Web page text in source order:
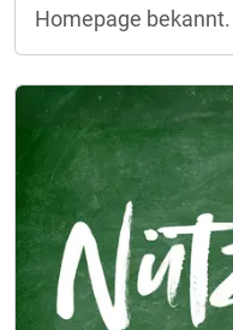
Homepage bekannt.